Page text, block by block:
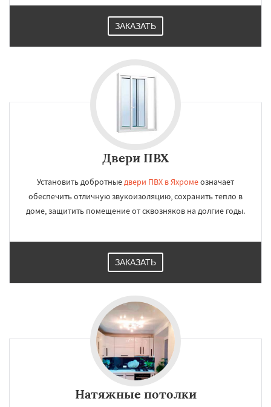
ЗАКАЗАТЬ
Двери ПВХ
Установить добротныедвери ПВХ в Яхромеозначает
обеспечить отличную звукоизоляцию, сохранить тепло в
доме, защитить помещение от сквозняков на долгие годы.
ЗАКАЗАТЬ
Натяжные потолки